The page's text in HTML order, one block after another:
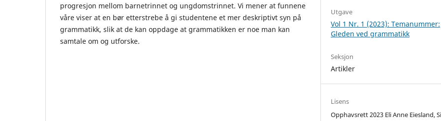
progresjon mellom barnetrinnet og ungdomstrinnet. Vi mener at funnene
våre viser at en bør etterstrebe å gi studentene et mer deskriptivt syn på
grammatikk, slik at de kan oppdage at grammatikken er noe man kan
samtale om og utforske.
Utgave
Vol 1 Nr. 1 (2023): Temanummer:
Gleden ved grammatikk
Seksjon
Artikler
Lisens
Opphavsrett 2023 Eli Anne Eiesland,